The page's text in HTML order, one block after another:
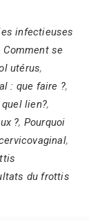
infectieuses
Comment se
utérus,
: que faire ?,
lien?,
?, Pourquoi
,
du frottis